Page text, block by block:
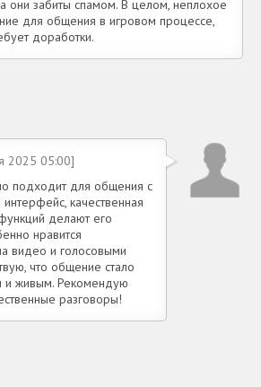
они забиты спамом. В целом, неплохое
для общения в игровом процессе,
доработки.
2025 05:00]
подходит для общения с
качественная
делают его
нравится
видео и голосовыми
что общение стало
живым. Рекомендую
разговоры!